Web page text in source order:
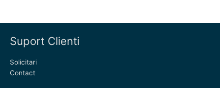
Suport Clienti
Solicitari
Contact